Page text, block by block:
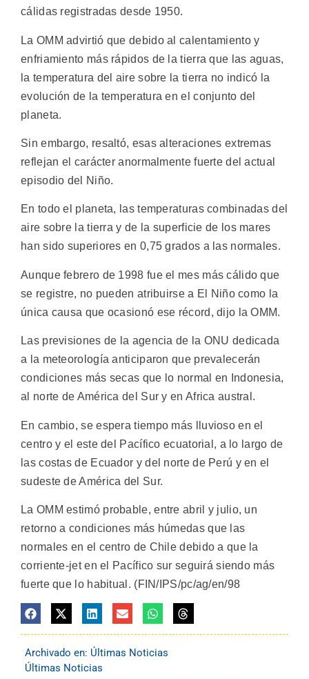
cálidas registradas desde 1950.
La OMM advirtió que debido al calentamiento y
enfriamiento más rápidos de la tierra que las aguas,
la temperatura del aire sobre la tierra no indicó la
evolución de la temperatura en el conjunto del
planeta.
Sin embargo, resaltó, esas alteraciones extremas
reflejan el carácter anormalmente fuerte del actual
episodio del Niño.
En todo el planeta, las temperaturas combinadas del
aire sobre la tierra y de la superficie de los mares
han sido superiores en 0,75 grados a las normales.
Aunque febrero de 1998 fue el mes más cálido que
se registre, no pueden atribuirse a El Niño como la
única causa que ocasionó ese récord, dijo la OMM.
Las previsiones de la agencia de la ONU dedicada
a la meteorología anticiparon que prevalecerán
condiciones más secas que lo normal en Indonesia,
al norte de América del Sur y en Africa austral.
En cambio, se espera tiempo más lluvioso en el
centro y el este del Pacífico ecuatorial, a lo largo de
las costas de Ecuador y del norte de Perú y en el
sudeste de América del Sur.
La OMM estimó probable, entre abril y julio, un
retorno a condiciones más húmedas que las
normales en el centro de Chile debido a que la
corriente-jet en el Pacífico sur seguirá siendo más
fuerte que lo habitual. (FIN/IPS/pc/ag/en/98
Archivado en: Últimas Noticias
Últimas Noticias